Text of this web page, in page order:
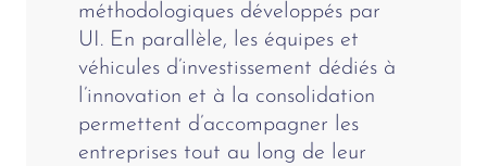
méthodologiques développés par
UI. En parallèle, les équipes et
véhicules d’investissement dédiés à
l’innovation et à la consolidation
permettent d’accompagner les
entreprises tout au long de leur